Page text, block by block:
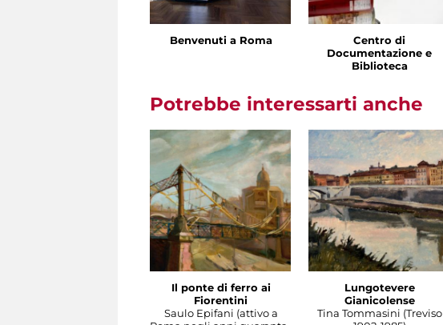
Benvenuti a Roma
Centro di
Documentazione e
Biblioteca
Potrebbe interessarti anche
Il ponte di ferro ai
Fiorentini
Saulo Epifani (attivo a
Lungotevere
Gianicolense
Tina Tommasini (Treviso